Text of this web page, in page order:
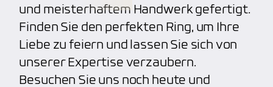
und meisterhaftem Handwerk gefertigt.
Finden Sie den perfekten Ring, um Ihre
Liebe zu feiern und lassen Sie sich von
unserer Expertise verzaubern.
Besuchen Sie uns noch heute und